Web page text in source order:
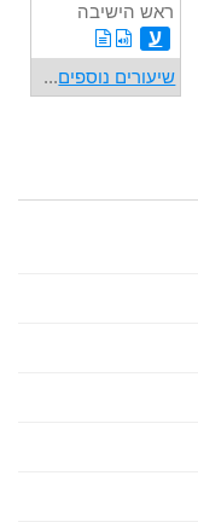
ראש הישיבה
ע
שיעורים נוספים...